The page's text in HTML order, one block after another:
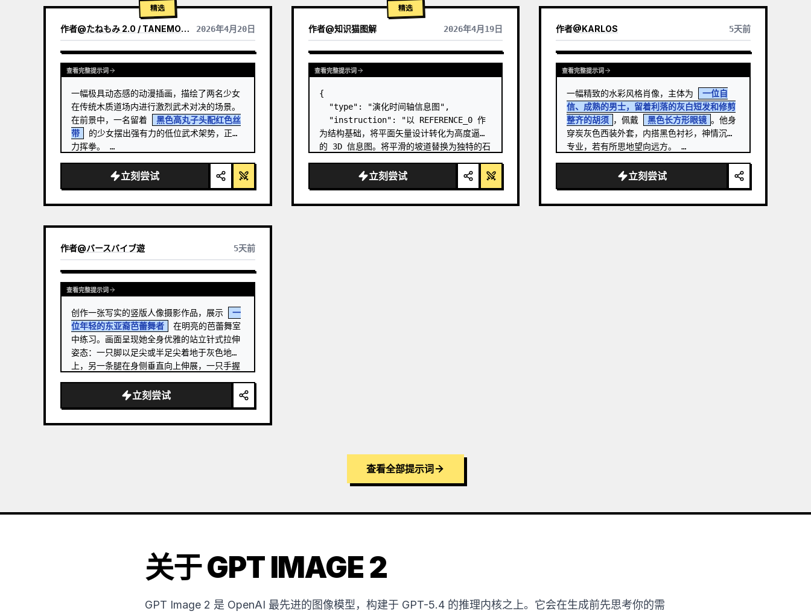
精选
作者@たねもみ 2.0 / TANEMOMI VER2.0 2026年4月20日
查看完整提示词
一幅极具动态感的动漫插画，描绘了两名少女
在传统木质道场内进行激烈武术对决的场景。
在前景中，一名留着
黑色高丸子头配红色丝
带
的少女摆出强有力的低位武术架势，正奋
力挥拳。 …
立刻尝试
精选
作者@知识猫图解 2026年4月19日
查看完整提示词
{
  "type": "演化时间轴信息图",
  "instruction": "以 REFERENCE_0 作
为结构基础，将平面矢量设计转化为高度逼真
的 3D 信息图。将平滑的坡道替换为独特的石
  "style": {
立刻尝试
作者@KARLOS 5天前
查看完整提示词
一幅精致的水彩风格肖像，主体为
一位自
信、成熟的男士，留着利落的灰白短发和修剪
整齐的胡须 ，佩戴 黑色长方形眼镜 。他身
穿炭灰色西装外套，内搭黑色衬衫，神情沉稳
专业，若有所思地望向远方。 …
立刻尝试
作者@バースバイブ遊 5天前
查看完整提示词
创作一张写实的竖版人像摄影作品，展示
一
位年轻的东亚裔芭蕾舞者
在明亮的芭蕾舞室
中练习。画面呈现她全身优雅的站立针式拉伸
姿态：一只脚以足尖或半足尖着地于灰色地板
上，另一条腿在身侧垂直向上伸展，一只手握
立刻尝试
查看全部提示词
关于 GPT IMAGE 2
GPT Image 2 是 OpenAI 最先进的图像模型，构建于 GPT-5.4 的推理内核之上。它会在生成前先思考你的需